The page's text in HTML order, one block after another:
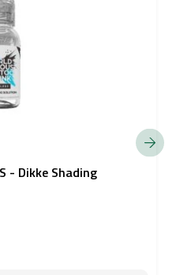
- Dikke Shading